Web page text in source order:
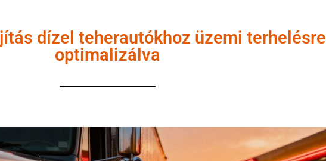
dízel teherautókhoz üzemi terhelésre
optimalizálva